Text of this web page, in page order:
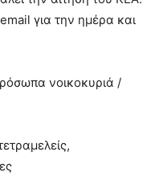
για την ημέρα και
νοικοκυριά /